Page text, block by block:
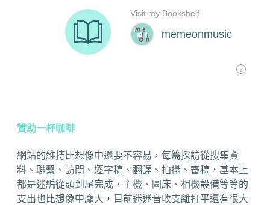
贊助一杯咖啡
網站的維持比想像中還要不容易，每篇採訪從搜集資
料、聯繫、訪問、逐字稿、翻譯、拍攝、審稿，基本上
都是迷編從頭到尾完成，主機、圖床、相機設備等等的
支出也比想像中龐大，目前迷迷音收支離打平還有很大